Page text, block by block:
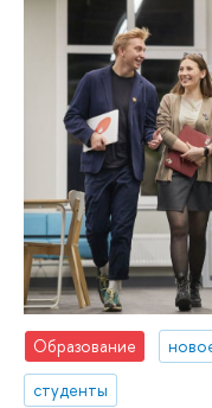
Образование
студенты